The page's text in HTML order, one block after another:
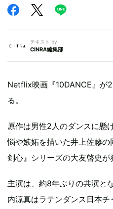
テキスト by
CINRA編集部
Netflix映画『10DANCE』が
る。
原作は男性2人のダンスに懸
悩や嫉妬を描いた井上佐藤
剣心』シリーズの大友啓史が
主演は、約8年ぶりの共演と
内涼真はラテンダンス日本